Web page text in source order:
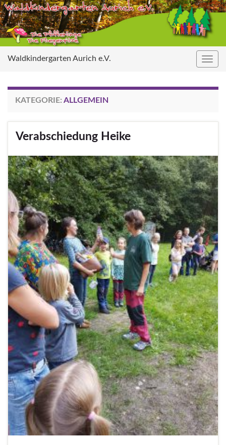
Waldkindergarten Aurich e.V.
KATEGORIE: ALLGEMEIN
Verabschiedung Heike